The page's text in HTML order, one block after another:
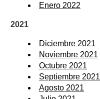
Enero 2022
2021
Diciembre 2021
Noviembre 2021
Octubre 2021
Septiembre 2021
Agosto 2021